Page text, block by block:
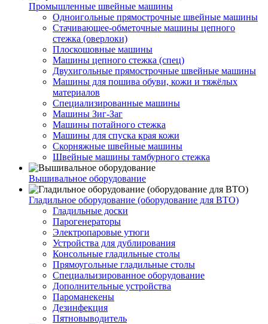
Промышленные швейные машины
Одноигольные прямострочные швейные машины
Стачивающее-обметочные машины цепного
стежка (оверлоки)
Плоскошовные машины
Машины цепного стежка (спец)
Двухигольные прямострочные швейные машины
Машины для пошива обуви, кожи и тяжёлых
материалов
Специализированные машины
Машины Зиг-Заг
Машины потайного стежка
Машины для спуска края кожи
Скорняжные швейные машины
Швейные машины тамбурного стежка
Вышивальное оборудование
Гладильное оборудование (оборудование для ВТО)
Гладильные доски
Парогенераторы
Электропаровые утюги
Устройства для дублирования
Консольные гладильные столы
Прямоугольные гладильные столы
Специальизированное оборудование
Дополнительные устройства
Пароманекены
Дезинфекция
Пятновыводитель